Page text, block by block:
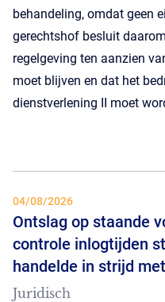
behandeling, omdat geen
gerechtshof besluit
regelgeving ten aanzien
moet blijven en dat het
dienstverlening II moet
04/08/2026
Ontslag op staande
controle inlogtijden
handelde in strijd
Juridisch